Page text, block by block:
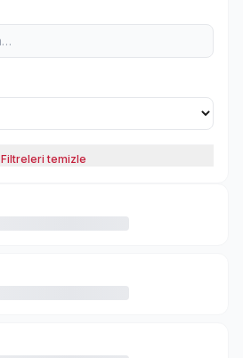
Filtreleri temizle